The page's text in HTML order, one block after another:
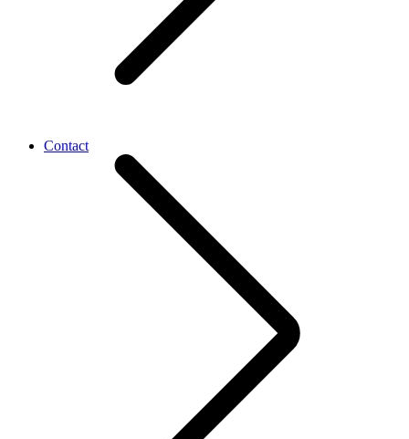
Contact